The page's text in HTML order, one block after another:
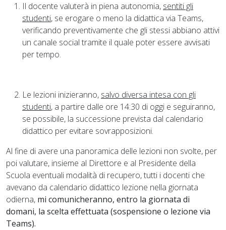
Il docente valuterà in piena autonomia, sentiti gli
studenti, se erogare o meno la didattica via Teams,
verificando preventivamente che gli stessi abbiano attivi
un canale social tramite il quale poter essere avvisati
per tempo.
Le lezioni inizieranno, salvo diversa intesa con gli
studenti, a partire dalle ore 14:30 di oggi e seguiranno,
se possibile, la successione prevista dal calendario
didattico per evitare sovrapposizioni.
Al fine di avere una panoramica delle lezioni non svolte, per
poi valutare, insieme al Direttore e al Presidente della
Scuola eventuali modalità di recupero, tutti i docenti che
avevano da calendario didattico lezione nella giornata
odierna, mi comunicheranno, entro la giornata di
domani, la scelta effettuata (sospensione o lezione via
Teams).